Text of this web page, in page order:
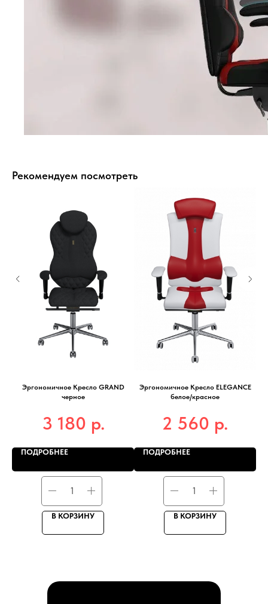
Рекомендуем посмотреть
Эргономичное Кресло GRAND
черное
3 180 р.
ПОДРОБНЕЕ
В КОРЗИНУ
Эргономичное Кресло ELEGANCE
белое/красное
2 560 р.
ПОДРОБНЕЕ
В КОРЗИНУ